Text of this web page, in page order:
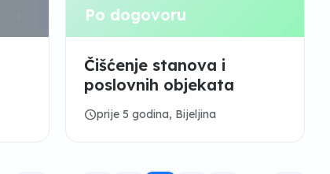
Po dogovoru
Čišćenje stanova i
poslovnih objekata
scheduleprije 5 godina, Bijeljina